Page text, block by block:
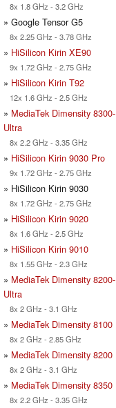
8x 1.8 GHz - 3.2 GHz
» Google Tensor G5
8x 2.25 GHz - 3.78 GHz
» HiSilicon Kirin XE90
9x 1.72 GHz - 2.75 GHz
» HiSilicon Kirin T92
12x 1.6 GHz - 2.5 GHz
» MediaTek Dimensity 8300-
Ultra
8x 2.2 GHz - 3.35 GHz
» HiSilicon Kirin 9030 Pro
9x 1.72 GHz - 2.75 GHz
» HiSilicon Kirin 9030
8x 1.72 GHz - 2.75 GHz
» HiSilicon Kirin 9020
8x 1.6 GHz - 2.5 GHz
» HiSilicon Kirin 9010
8x 1.55 GHz - 2.3 GHz
» MediaTek Dimensity 8200-
Ultra
8x 2 GHz - 3.1 GHz
» MediaTek Dimensity 8100
8x 2 GHz - 2.85 GHz
» MediaTek Dimensity 8200
8x 2 GHz - 3.1 GHz
» MediaTek Dimensity 8350
8x 2.2 GHz - 3.35 GHz